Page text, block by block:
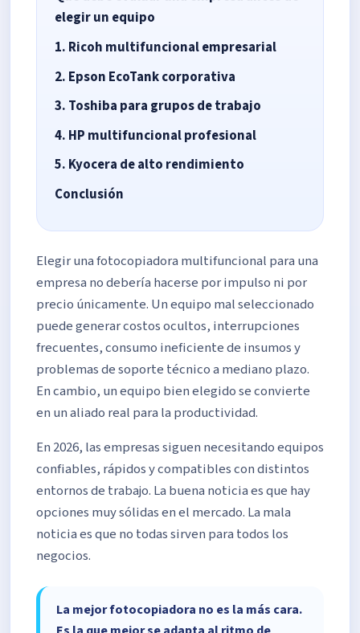
elegir un equipo
1. Ricoh multifuncional empresarial
2. Epson EcoTank corporativa
3. Toshiba para grupos de trabajo
4. HP multifuncional profesional
5. Kyocera de alto rendimiento
Conclusión
Elegir una fotocopiadora multifuncional para una
empresa no debería hacerse por impulso ni por
precio únicamente. Un equipo mal seleccionado
puede generar costos ocultos, interrupciones
frecuentes, consumo ineficiente de insumos y
problemas de soporte técnico a mediano plazo.
En cambio, un equipo bien elegido se convierte
en un aliado real para la productividad.
En 2026, las empresas siguen necesitando equipos
confiables, rápidos y compatibles con distintos
entornos de trabajo. La buena noticia es que hay
opciones muy sólidas en el mercado. La mala
noticia es que no todas sirven para todos los
negocios.
La mejor fotocopiadora no es la más cara.